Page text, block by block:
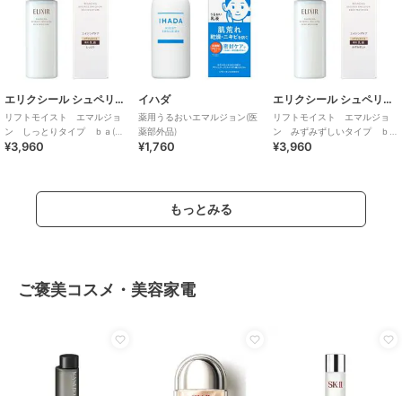
エリクシール シュペリエル
リフトモイスト エマルジョ
ン しっとりタイプ ｂａ(医
薬部外品)
¥3,960
イハダ
薬用うるおいエマルジョン(医
薬部外品)
¥1,760
エリクシール シュペリエル
リフトモイスト エマルジョ
ン みずみずしいタイプ ｂ
ａ(医薬部外品)
¥3,960
もっとみる
ご褒美コスメ・美容家電